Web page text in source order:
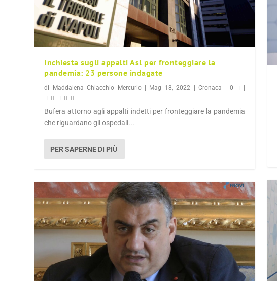
Inchiesta sugli appalti Asl per fronteggiare la
pandemia: 23 persone indagate
di Maddalena Chiacchio Mercurio| Mag 18, 2022 |Cronaca |0
Bufera attorno agli appalti indetti per fronteggiare la pandemia
che riguardano gli ospedali...
PER SAPERNE DI PIÙ